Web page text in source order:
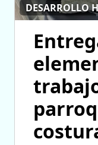
DESARROLLO